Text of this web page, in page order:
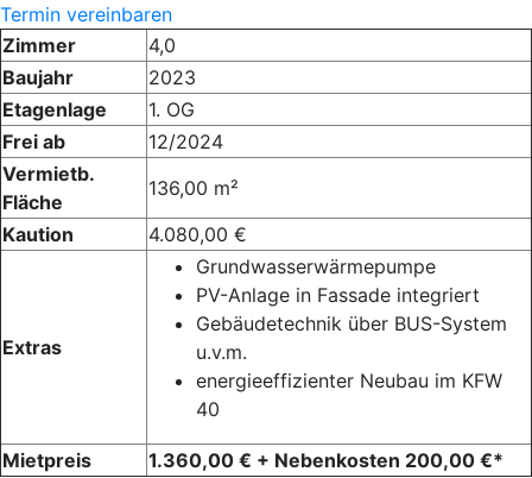
Termin vereinbaren
Zimmer
4,0
Baujahr
2023
Etagenlage
1. OG
Frei ab
12/2024
Vermietb.
Fläche
136,00 m²
Kaution
4.080,00 €
Extras
Grundwasserwärmepumpe
PV-Anlage in Fassade integriert
Gebäudetechnik über BUS-System
u.v.m.
energieeffizienter Neubau im KFW
40
Mietpreis 1.360,00 € + Nebenkosten 200,00 €*